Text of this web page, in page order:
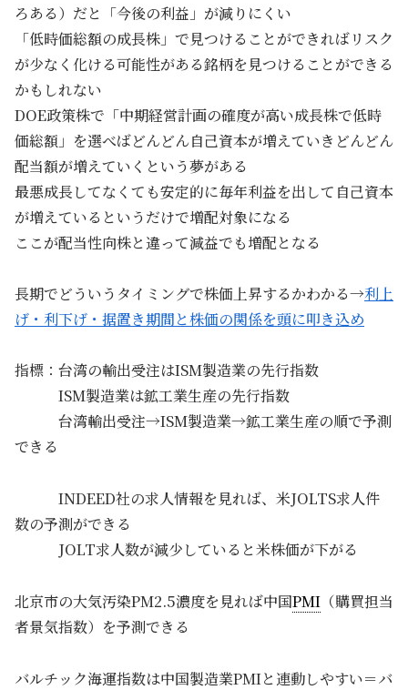
ろある）だと「今後の利益」が減りにくい
「低時価総額の成長株」で見つけることができればリスク
が少なく化ける可能性がある銘柄を見つけることができる
かもしれない
DOE政策株で「中期経営計画の確度が高い成長株で低時
価総額」を選べばどんどん自己資本が増えていきどんどん
配当額が増えていくという夢がある
最悪成長してなくても安定的に毎年利益を出して自己資本
が増えているというだけで増配対象になる
ここが配当性向株と違って減益でも増配となる
長期でどういうタイミングで株価上昇するかわかる→利上
げ・利下げ・据置き期間と株価の関係を頭に叩き込め
指標：台湾の輸出受注はISM製造業の先行指数
ISM製造業は鉱工業生産の先行指数
台湾輸出受注→ISM製造業→鉱工業生産の順で予測
できる
INDEED社の求人情報を見れば、米JOLTS求人件
数の予測ができる
JOLT求人数が減少していると米株価が下がる
北京市の大気汚染PM2.5濃度を見れば中国PMI （購買担当
者景気指数）を予測できる
バルチック海運指数は中国製造業PMIと連動しやすい＝バ